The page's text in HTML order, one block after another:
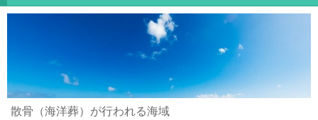
Warning: Use of undefined constant - assumed ' ' (this
散骨（海洋葬）が行われる海域